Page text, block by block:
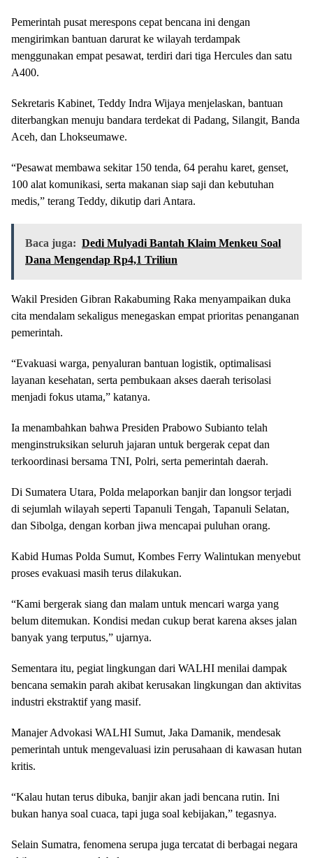
Pemerintah pusat merespons cepat bencana ini dengan
mengirimkan bantuan darurat ke wilayah terdampak
menggunakan empat pesawat, terdiri dari tiga Hercules dan satu
A400.
Sekretaris Kabinet, Teddy Indra Wijaya menjelaskan, bantuan
diterbangkan menuju bandara terdekat di Padang, Silangit, Banda
Aceh, dan Lhokseumawe.
“Pesawat membawa sekitar 150 tenda, 64 perahu karet, genset,
100 alat komunikasi, serta makanan siap saji dan kebutuhan
medis,” terang Teddy, dikutip dari Antara.
Baca juga: Dedi Mulyadi Bantah Klaim Menkeu Soal
Dana Mengendap Rp4,1 Triliun
Wakil Presiden Gibran Rakabuming Raka menyampaikan duka
cita mendalam sekaligus menegaskan empat prioritas penanganan
pemerintah.
“Evakuasi warga, penyaluran bantuan logistik, optimalisasi
layanan kesehatan, serta pembukaan akses daerah terisolasi
menjadi fokus utama,” katanya.
Ia menambahkan bahwa Presiden Prabowo Subianto telah
menginstruksikan seluruh jajaran untuk bergerak cepat dan
terkoordinasi bersama TNI, Polri, serta pemerintah daerah.
Di Sumatera Utara, Polda melaporkan banjir dan longsor terjadi
di sejumlah wilayah seperti Tapanuli Tengah, Tapanuli Selatan,
dan Sibolga, dengan korban jiwa mencapai puluhan orang.
Kabid Humas Polda Sumut, Kombes Ferry Walintukan menyebut
proses evakuasi masih terus dilakukan.
“Kami bergerak siang dan malam untuk mencari warga yang
belum ditemukan. Kondisi medan cukup berat karena akses jalan
banyak yang terputus,” ujarnya.
Sementara itu, pegiat lingkungan dari WALHI menilai dampak
bencana semakin parah akibat kerusakan lingkungan dan aktivitas
industri ekstraktif yang masif.
Manajer Advokasi WALHI Sumut, Jaka Damanik, mendesak
pemerintah untuk mengevaluasi izin perusahaan di kawasan hutan
kritis.
“Kalau hutan terus dibuka, banjir akan jadi bencana rutin. Ini
bukan hanya soal cuaca, tapi juga soal kebijakan,” tegasnya.
Selain Sumatra, fenomena serupa juga tercatat di berbagai negara